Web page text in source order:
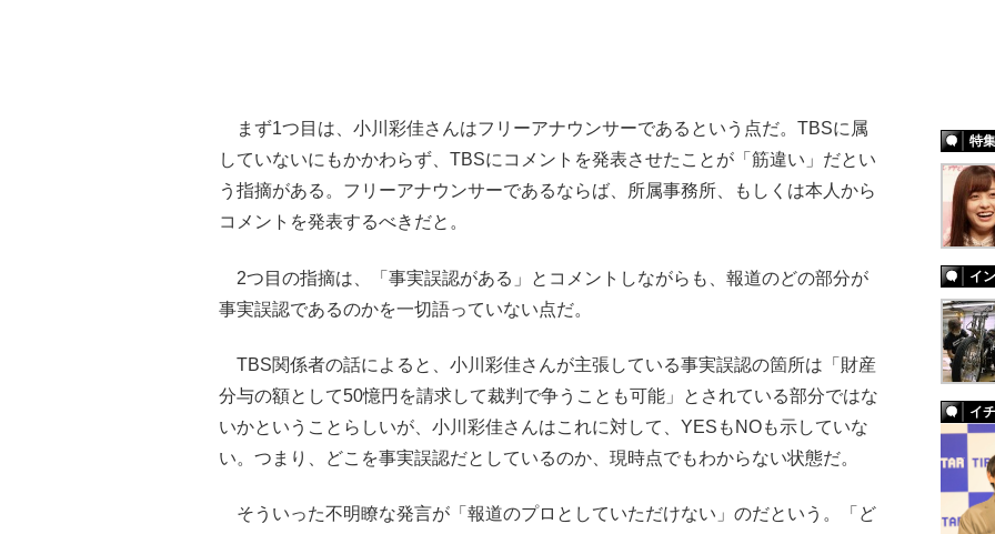
まず1つ目は、小川彩佳さんはフリーアナウンサーであるという点だ。TBSに属
していないにもかかわらず、TBSにコメントを発表させたことが「筋違い」だとい
う指摘がある。フリーアナウンサーであるならば、所属事務所、もしくは本人から
コメントを発表するべきだと。
2つ目の指摘は、「事実誤認がある」とコメントしながらも、報道のどの部分が
事実誤認であるのかを一切語っていない点だ。
TBS関係者の話によると、小川彩佳さんが主張している事実誤認の箇所は「財産
分与の額として50憶円を請求して裁判で争うことも可能」とされている部分ではな
いかということらしいが、小川彩佳さんはこれに対して、YESもNOも示していな
い。つまり、どこを事実誤認だとしているのか、現時点でもわからない状態だ。
そういった不明瞭な発言が「報道のプロとしていただけない」のだという。「ど
特集
イ
イ